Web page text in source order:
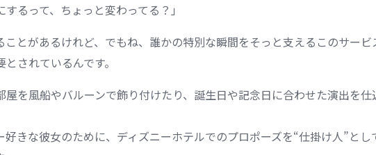
するって、ちょっと変わってる？」
ことがあるけれど、でもね、誰かの特別な瞬間をそっと支えるこのサービ
されているんです。
屋を風船やバルーンで飾り付けたり、誕生日や記念日に合わせた演出を仕
好きな彼女のために、ディズニーホテルでのプロポーズを“仕掛け人”とし